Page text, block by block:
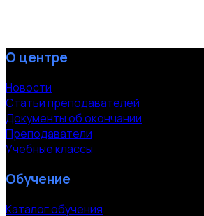
О центре
Новости
Статьи преподавателей
Документы об окончании
Преподаватели
Учебные классы
Обучение
Каталог обучения